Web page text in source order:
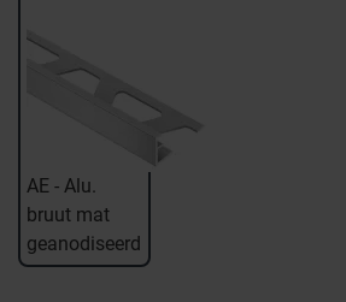
AE - Alu.
bruut mat
geanodiseerd